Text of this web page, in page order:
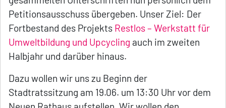
Petitionsausschuss übergeben. Unser Ziel: Der
Fortbestand des Projekts Restlos – Werkstatt für
Umweltbildung und Upcycling auch im zweiten
Halbjahr und darüber hinaus.
Dazu wollen wir uns zu Beginn der
Stadtratssitzung am 19.06. um 13:30 Uhr vor dem